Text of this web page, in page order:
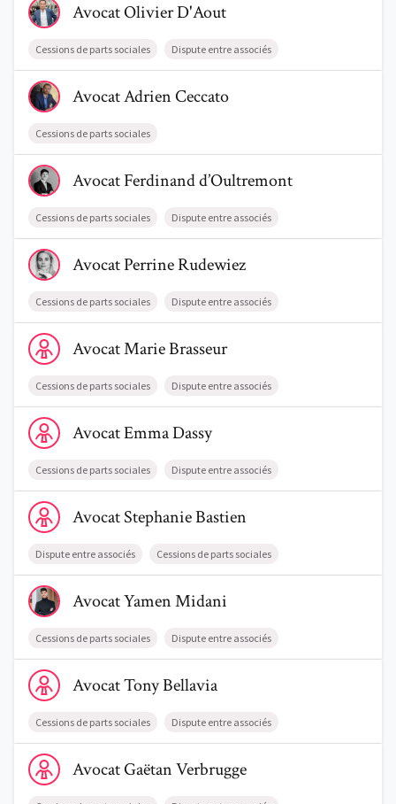
Blog
Une start-up 100% indépendante
AvocatOlivierD'Aout
Cessions de parts sociales Dispute entre associés
Voir le profil de AvocatAdrien Ceccato
AvocatAdrienCeccato
Cessions de parts sociales
Voir le profil de AvocatFerdinand d’Oultremont
AvocatFerdinandd’Oultremont
Cessions de parts sociales Dispute entre associés
Voir le profil de AvocatPerrine Rudewiez
AvocatPerrineRudewiez
Cessions de parts sociales Dispute entre associés
Voir le profil de AvocatMarie Brasseur
AvocatMarieBrasseur
Cessions de parts sociales Dispute entre associés
Voir le profil de AvocatEmma Dassy
AvocatEmmaDassy
Cessions de parts sociales Dispute entre associés
Voir le profil de AvocatStephanie Bastien
AvocatStephanieBastien
Dispute entre associés Cessions de parts sociales
Voir le profil de AvocatYamen Midani
AvocatYamenMidani
Cessions de parts sociales Dispute entre associés
Voir le profil de AvocatTony Bellavia
AvocatTonyBellavia
Cessions de parts sociales Dispute entre associés
Voir le profil de AvocatGaëtan Verbrugge
AvocatGaëtanVerbrugge